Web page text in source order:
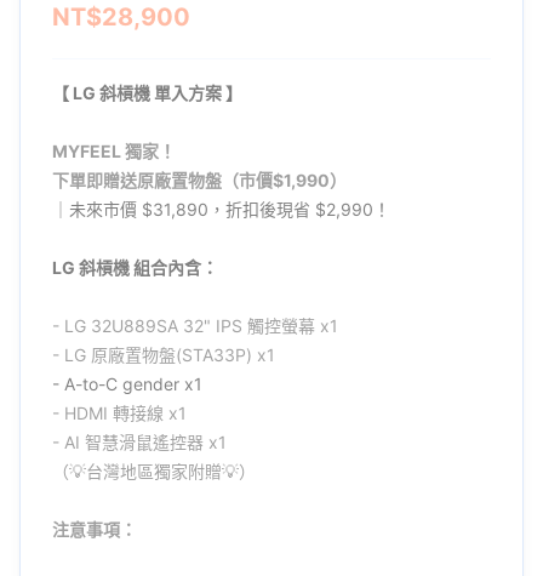
NT$28,900
【 LG 斜槓機 單入方案】
MYFEEL 獨家！
下單即贈送原廠置物盤（市價$1,990）
｜未來市價 $31,890，折扣後現省 $2,990！
LG 斜槓機 組合內含：
- LG 32U889SA32" IPS 觸控螢幕 x1
- LG 原廠置物盤(STA33P) x1
- A-to-C gender x1
- HDMI 轉接線 x1
- AI 智慧滑鼠遙控器 x1
（💡台灣地區獨家附贈💡）
注意事項：